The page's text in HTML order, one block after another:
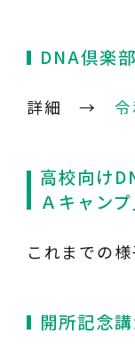
DNA倶楽
詳細 →
高校向け
Ａキャンプ
これまで
開所記念